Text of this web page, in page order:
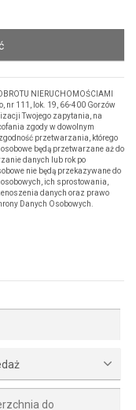
NIERUCHOMOŚCIAMI
nr 111, lok. 19, 66-400 Gorzów
Twojego zapytania, na
zgody w dowolnym
przetwarzania, którego
będą przetwarzane aż do
danych lub rok po
nie będą przekazywane do
ich sprostowania,
danych oraz prawo
Danych Osobowych.